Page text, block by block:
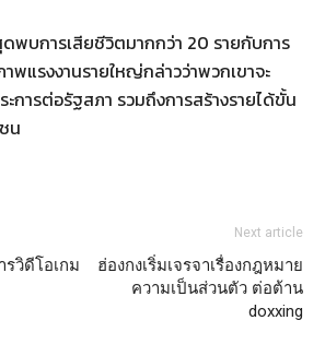
พบการเสียชีวิตมากกว่า 20 รายกับการ
พแรงงานรายใหญ่กล่าวว่าพวกเขาจะ
ะการต่อรัฐสภา รวมถึงการสร้างรายได้ขั้น
น
รวิดีโอเกม
Next article
ฮ่องกงเริ่มเจรจาเรื่องกฎหมาย
ความเป็นส่วนตัว ต่อต้าน
doxxing